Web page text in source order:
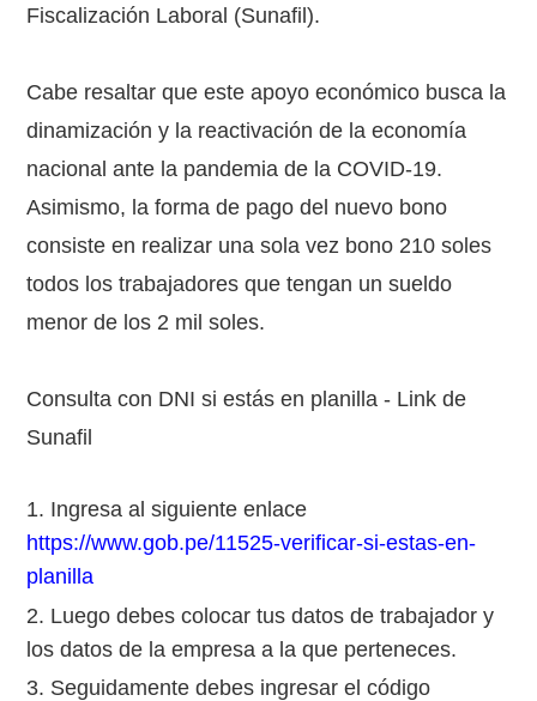
Fiscalización Laboral (Sunafil).
Cabe resaltar que este apoyo económico busca la
dinamización y la reactivación de la economía
nacional ante la pandemia de la COVID-19.
Asimismo, la forma de pago del nuevo bono
consiste en realizar una sola vez bono 210 soles
todos los trabajadores que tengan un sueldo
menor de los 2 mil soles.
Consulta con DNI si estás en planilla - Link de
Sunafil
Ingresa al siguiente enlace
https://www.gob.pe/11525-verificar-si-estas-en-
planilla
Luego debes colocar tus datos de trabajador y
los datos de la empresa a la que perteneces.
Seguidamente debes ingresar el código